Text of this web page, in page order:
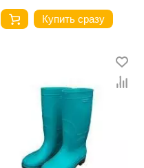
Купить сразу